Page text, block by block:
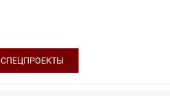
СПЕЦПРОЕКТЫ